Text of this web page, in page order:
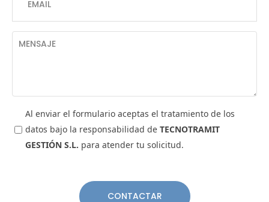
Al enviar el formulario aceptas el tratamiento de los
datos bajo la responsabilidad de TECNOTRAMIT
GESTIÓN S.L. para atender tu solicitud.